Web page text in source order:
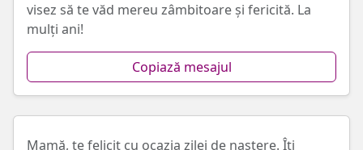
visez să te văd mereu zâmbitoare și fericită. La
mulți ani!
Copiază mesajul
Mamă, te felicit cu ocazia zilei de naștere. Îți